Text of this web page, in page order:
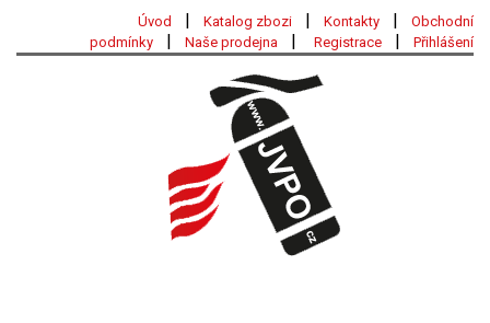
Úvod | Katalog zbozi | Kontakty |
Obchodní
podmínky
| Naše prodejna | Registrace | Přihlášení